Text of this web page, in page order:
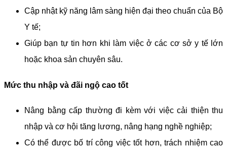
Cập nhật kỹ năng lâm sàng hiện đại theo chuẩn của Bộ
Y tế;
Giúp bạn tự tin hơn khi làm việc ở các cơ sở y tế lớn
hoặc khoa sản chuyên sâu.
Mức thu nhập và đãi ngộ cao tốt
Nâng bằng cấp thường đi kèm với việc cải thiện thu
nhập và cơ hội tăng lương, nâng hạng nghề nghiệp;
Có thể được bố trí công việc tốt hơn, trách nhiệm cao